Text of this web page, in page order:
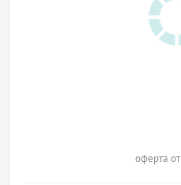
оферта от